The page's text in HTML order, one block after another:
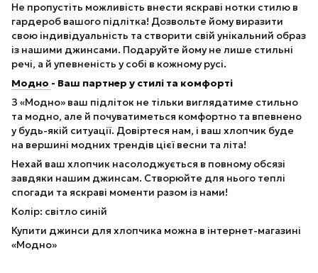
Не пропустіть можливість внести яскраві нотки стилю в
гардероб вашого підлітка! Дозвольте йому виразити
свою індивідуальність та створити свій унікальний образ
із нашими джинсами. Подаруйте йому не лише стильні
речі, а й упевненість у собі в кожному русі.
Модно - Ваш партнер у стилі та комфорті
З «Модно» ваш підліток не тільки виглядатиме стильно
та модно, але й почуватиметься комфортно та впевнено
у будь-якій ситуації. Довіртеся нам, і ваш хлопчик буде
на вершині модних трендів цієї весни та літа!
Нехай ваш хлопчик насолоджується в повному обсязі
завдяки нашим джинсам. Створюйте для нього теплі
спогади та яскраві моменти разом із нами!
Колір: світло синій
Купити джинси для хлопчика можна в інтернет-магазині
«Модно»